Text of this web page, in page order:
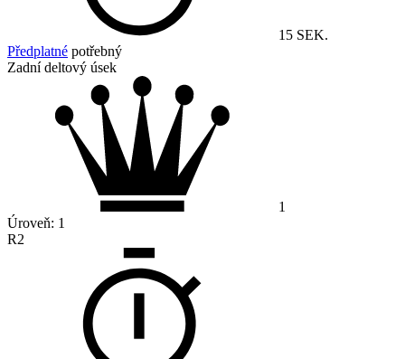
15 SEK.
Předplatné potřebný
Zadní deltový úsek
1
Úroveň: 1
R2